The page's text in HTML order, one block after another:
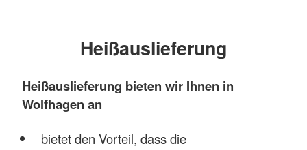
Heißauslieferung
Heißauslieferung bieten wir Ihnen in
Wolfhagen an
bietet den Vorteil, dass die